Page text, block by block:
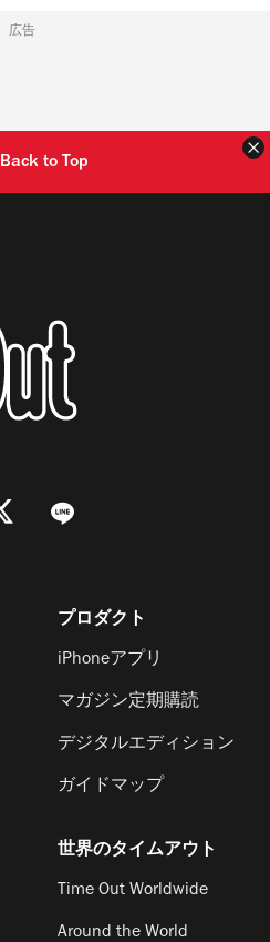
広告
Back to Top
プロダクト
iPhoneアプリ
マガジン定期購読
デジタルエディション
ガイドマップ
世界のタイムアウト
Time Out Worldwide
Around the World